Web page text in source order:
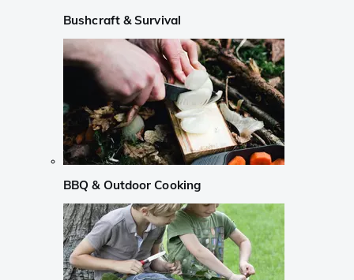
Bushcraft & Survival
BBQ & Outdoor Cooking